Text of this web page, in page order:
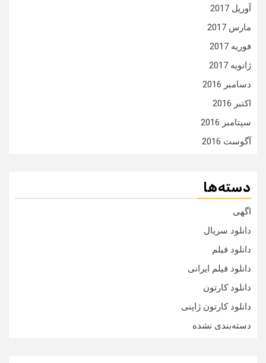
آوریل 2017
مارس 2017
فوریه 2017
ژانویه 2017
دسامبر 2016
اکتبر 2016
سپتامبر 2016
آگوست 2016
دسته‌ها
اگهی
دانلود سریال
دانلود فیلم
دانلود فیلم ایرانی
دانلود کارتون
دانلود کارتون ژاپنی
دسته‌بندی نشده